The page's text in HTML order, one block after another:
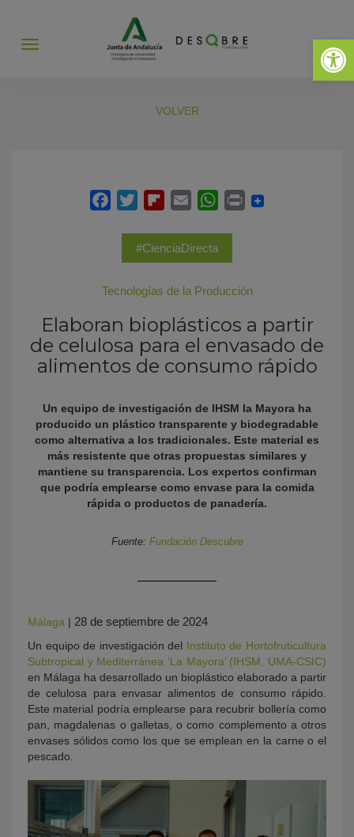
Abrir
Abrir
VOLVER
#CienciaDirecta
Tecnologías de la Producción
Elaboran bioplásticos a partir
de celulosa para el envasado de
alimentos de consumo rápido
Un equipo de investigación de IHSM la Mayora ha
producido un plástico transparente y biodegradable
como alternativa a los tradicionales. Este material es
más resistente que otras propuestas similares y
mantiene su transparencia. Los expertos confirman
que podría emplearse como envase para la comida
rápida o productos de panadería.
Fuente: Fundación Descubre
Málaga | 28 de septiembre de 2024
Un equipo de investigación del Instituto de Hortofruticultura
Subtropical y Mediterránea ‘La Mayora’ (IHSM, UMA-CSIC)
en Málaga ha desarrollado un bioplástico elaborado a partir
de celulosa para envasar alimentos de consumo rápido.
Este material podría emplearse para recubrir bollería como
pan, magdalenas o galletas, o como complemento a otros
envases sólidos como los que se emplean en la carne o el
pescado.